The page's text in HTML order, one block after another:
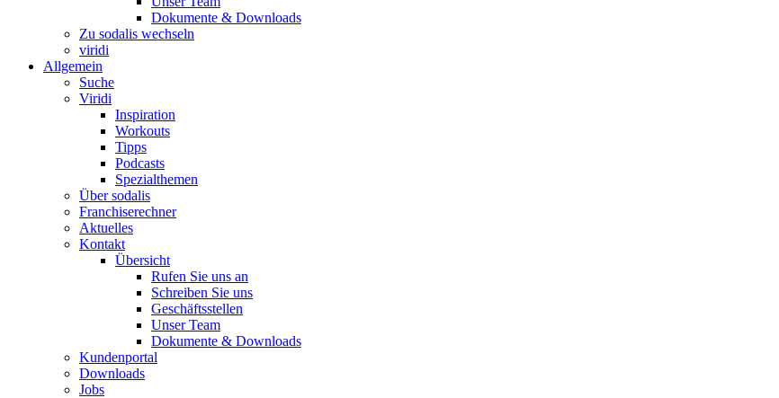
Dokumente & Downloads
Zu sodalis wechseln
viridi
Allgemein
Suche
Viridi
Inspiration
Workouts
Tipps
Podcasts
Spezialthemen
Über sodalis
Franchiserechner
Aktuelles
Kontakt
Übersicht
Rufen Sie uns an
Schreiben Sie uns
Geschäftsstellen
Unser Team
Dokumente & Downloads
Kundenportal
Downloads
Jobs